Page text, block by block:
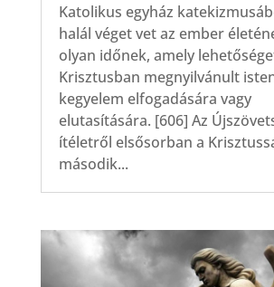
Katolikus egyház
halál véget vet az ember
olyan időnek, amely
Krisztusban megnyilvánult
kegyelem elfogadására vagy
elutasítására. [606] Az
ítéletről elsősorban a
második...